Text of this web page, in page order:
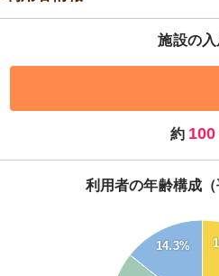
施設の
約 100
利用者の年齢構成
14.3%